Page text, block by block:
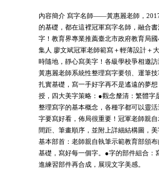
內容簡介 寫字名師——黃惠麗老師，
的基礎，都在這裡冠軍寫字名師，融合
字！教育界專業推薦臺北市政府教育局
集人 廖文斌冠軍老師範寫＋輕薄設計＋
時隨地，靜心寫美字！各級學校爭相邀
黃惠麗老師系統性整理寫字要領、運筆技
扎實基礎，寫一手好字再不是遙遠的夢
授，四大美字策略：●觀念釐清：繁體字
整理寫字的基本概念，各種字都可以靈活
字要寫好看，佈局很重要！冠軍老師親
間距、筆畫順序，並附上詳細結構圖，
基本部首：老師親自執筆示範教育部頒
基礎，寫好每一個字。●字的部件組合：
進練習部件再合成，展現文字美感。